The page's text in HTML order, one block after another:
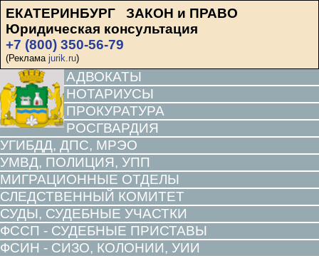
ЕКАТЕРИНБУРГ ЗАКОН и ПРАВО
Юридическая консультация
+7 (800) 350-56-79
(Реклама jurik.ru)
АДВОКАТЫ
НОТАРИУСЫ
ПРОКУРАТУРА
РОСГВАРДИЯ
УГИБДД, ДПС, МРЭО
УМВД, ПОЛИЦИЯ, УПП
МИГРАЦИОННЫЕ ОТДЕЛЫ
СЛЕДСТВЕННЫЙ КОМИТЕТ
СУДЫ, СУДЕБНЫЕ УЧАСТКИ
ФССП - СУДЕБНЫЕ ПРИСТАВЫ
ФСИН - СИЗО, КОЛОНИИ, УИИ